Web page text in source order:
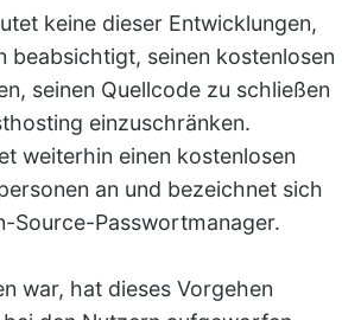
keine dieser Entwicklungen,
beabsichtigt, seinen kostenlosen
seinen Quellcode zu schließen
einzuschränken.
weiterhin einen kostenlosen
an und bezeichnet sich
Source-Passwortmanager.
war, hat dieses Vorgehen